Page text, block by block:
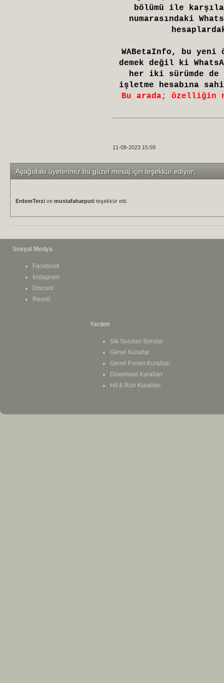
bölümü ile
numarasındaki
WABetaInfo, bu
demek değil ki
her iki sürümde
işletme hesabına
Bu arada; özelliğin
11-08-2023 15:59
Aşağıdaki üyelerimiz bu güzel mesaj için teşekkür ediyor;
ErdemTerzi ve mustafaharputi teşekkür etti.
Sosyal Medya
Facebook
Instagram
Discord
Revolt
Yardım
Sık Sorulan Sorular
Genel Kurallar
Genel Forum Kuralları
Download Kuralları
Hit & Run Kuralları